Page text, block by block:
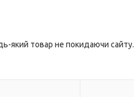
який товар не покидаючи сайту.